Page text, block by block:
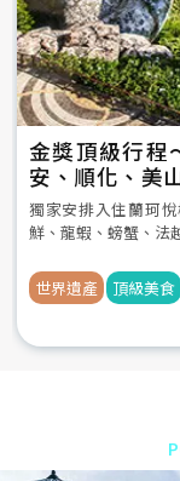
金獎頂級行程
安、順化、美
獨家安排入住蘭珂
鮮、龍蝦、螃蟹、法
世界遺產 頂級美食